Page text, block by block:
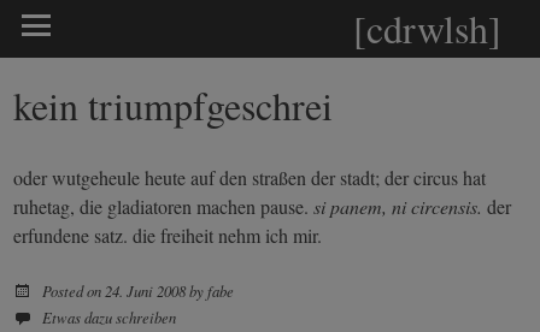
[cdrwlsh]
kein triumpfgeschrei
oder wutgeheule heute auf den straßen der stadt; der circus hat
ruhetag, die gladiatoren machen pause.si panem, ni circensis. der
erfundene satz. die freiheit nehm ich mir.
Posted on 24. Juni 2008by fabe
Etwas dazu schreiben